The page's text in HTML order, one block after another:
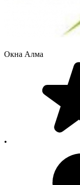
Окна Алма
•